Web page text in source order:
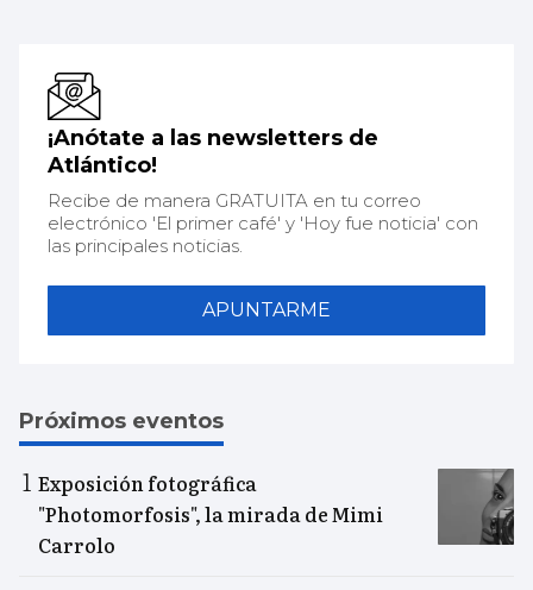
¡Anótate a las newsletters de
Atlántico!
Recibe de manera GRATUITA en tu correo
electrónico 'El primer café' y 'Hoy fue noticia' con
las principales noticias.
APUNTARME
Próximos eventos
Exposición fotográfica
"Photomorfosis", la mirada de Mimi
Carrolo